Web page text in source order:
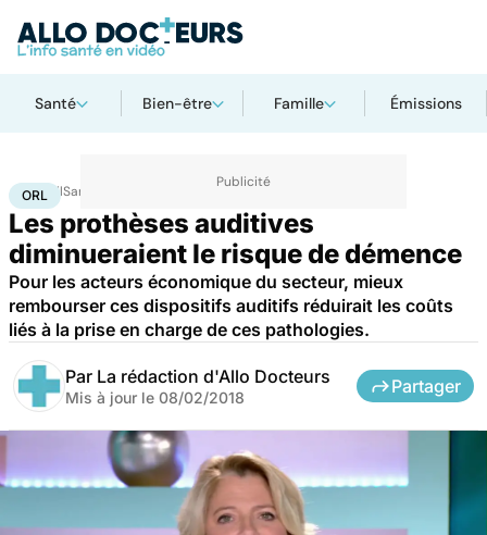
Santé Bien-être Famille Émissions
AccueilSanté ORL
ORL
Les prothèses auditives
diminueraient le risque de démence
Pour les acteurs économique du secteur, mieux
rembourser ces dispositifs auditifs réduirait les coûts
liés à la prise en charge de ces pathologies.
Par La rédaction d'Allo Docteurs
Mis à jour le 08/02/2018
Partager